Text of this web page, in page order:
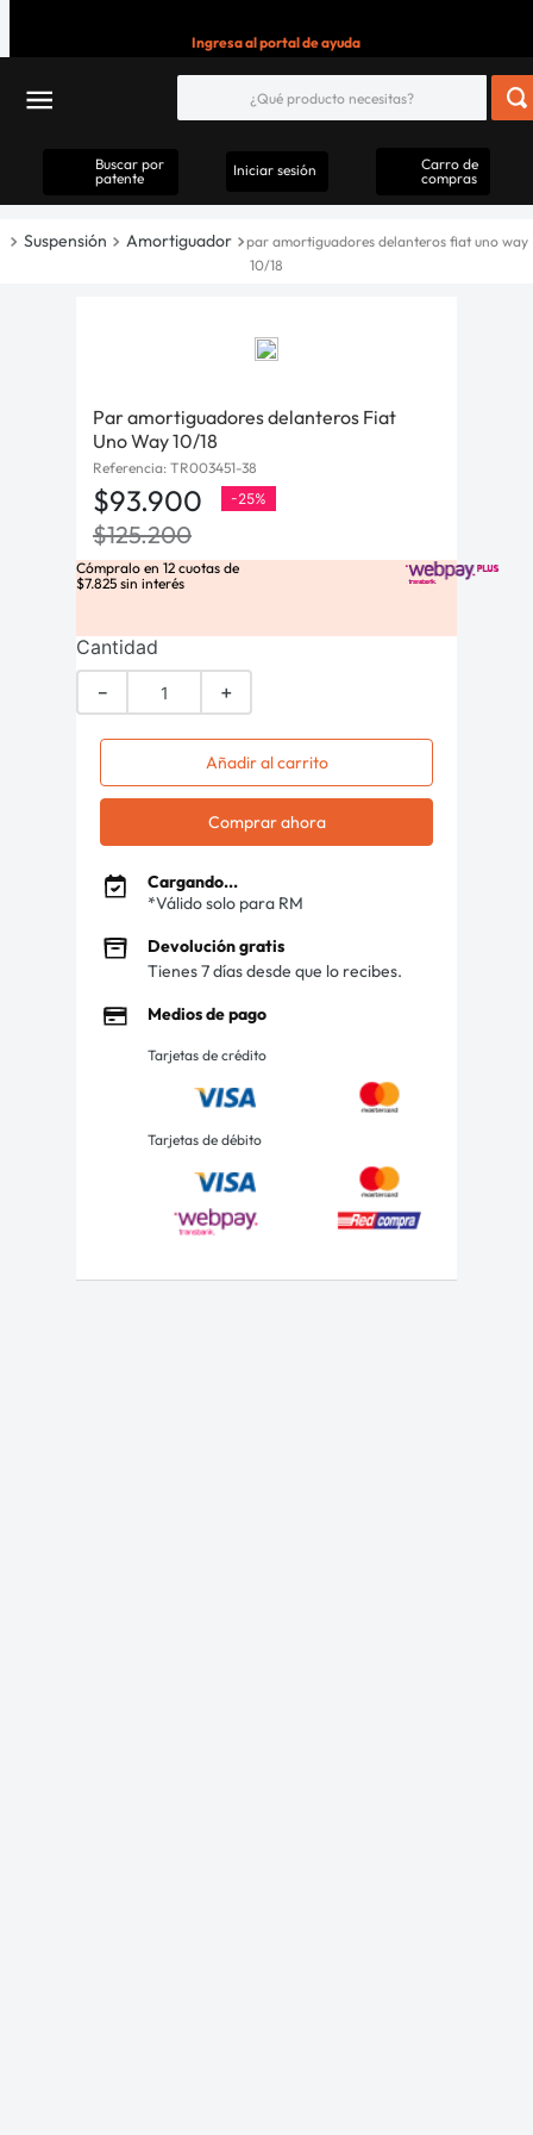
Ingresa al portal de ayuda
Buscar por
patente
Iniciar sesión
Carro de
compras
Suspensión Amortiguador
par amortiguadores delanteros fiat uno way
10/18
Par amortiguadores delanteros Fiat
Uno Way 10/18
Referencia: TR003451-38
$93.900 -25%
$125.200
Cómpralo en 12 cuotas de
$7.825 sin interés
Cantidad
＋
－
Añadir al carrito
Comprar ahora
Cargando...
*Válido solo para RM
Devolución gratis
Tienes 7 días desde que lo recibes.
Medios de pago
Tarjetas de crédito
Tarjetas de débito